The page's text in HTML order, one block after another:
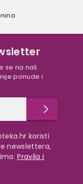
se na naš
ponude i
koristi
newslettera,
Pravila i